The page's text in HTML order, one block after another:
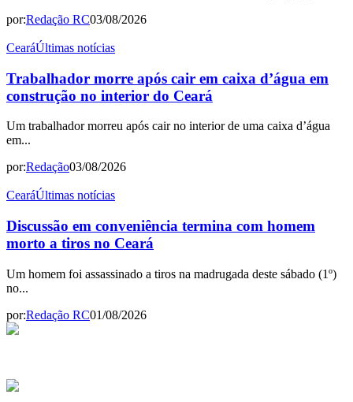
por:Redação RC03/08/2026
CearáÚltimas notícias
Trabalhador morre após cair em caixa d’água em
construção no interior do Ceará
Um trabalhador morreu após cair no interior de uma caixa d’água
em...
por:Redação03/08/2026
CearáÚltimas notícias
Discussão em conveniência termina com homem
morto a tiros no Ceará
Um homem foi assassinado a tiros na madrugada deste sábado (1º)
no...
por:Redação RC01/08/2026